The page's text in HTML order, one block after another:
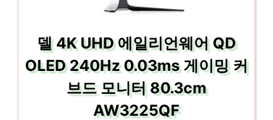
델 4K UHD 에일리언웨어 QD
OLED 240Hz 0.03ms 게이밍 커
브드 모니터 80.3cm
AW3225QF